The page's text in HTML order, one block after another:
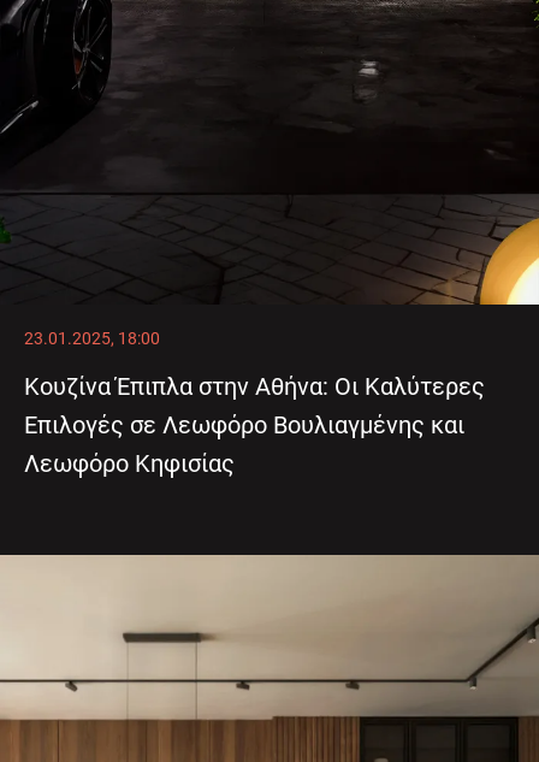
23.01.2025, 18:00
Κουζίνα Έπιπλα στην Αθήνα: Οι Καλύτερες
Επιλογές σε Λεωφόρο Βουλιαγμένης και
Λεωφόρο Κηφισίας